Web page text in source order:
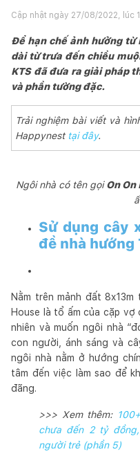
Cập nhật ngày 27/08/2022, lúc
Để hạn chế ảnh hưởng
dài từ trưa đến chiều
KTS đã đưa ra giải pháp
và phần tường đặc.
Trải nghiệm bài viết và
Happynest tại đây.
Ngôi nhà có tên gọiOn On
Sử dụng cây
đề nhà hướng
Nằm trên mảnh đất 8x13m
House là tổ ấm của cặp
nhiên và muốn ngôi nhà
con người, ánh sáng và
ngôi nhà nằm ở hướng
tâm đến việc làm sao để
đãng.
>>> Xem thêm:
chưa đến 2 tỷ
người trẻ (phần 5)